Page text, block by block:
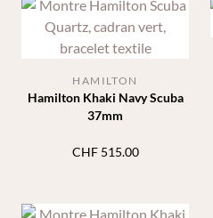
Hamilton Khaki Navy Scuba
37mm
HAMILTON
CHF515.00